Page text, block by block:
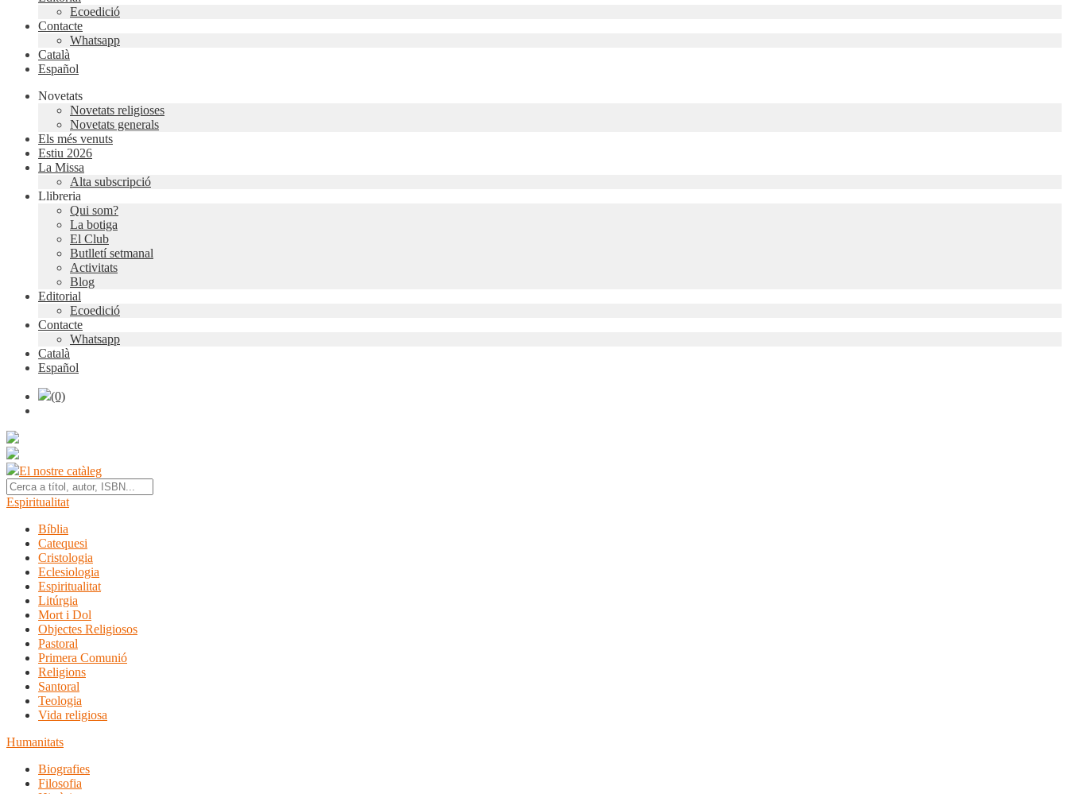
Ecoedició
Contacte
Whatsapp
Català
Español
Novetats
Novetats religioses
Novetats generals
Els més venuts
Estiu 2026
La Missa
Alta subscripció
Llibreria
Qui som?
La botiga
El Club
Butlletí setmanal
Activitats
Blog
Editorial
Ecoedició
Contacte
Whatsapp
Català
Español
(0)
El nostre catàleg
Espiritualitat
Bíblia
Catequesi
Cristologia
Eclesiologia
Espiritualitat
Litúrgia
Mort i Dol
Objectes Religiosos
Pastoral
Primera Comunió
Religions
Santoral
Teologia
Vida religiosa
Humanitats
Biografies
Filosofia